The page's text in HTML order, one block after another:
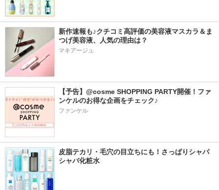
新作速報も♪クチコミ高評価の美容液マスカラ＆ま
つげ美容液、人気の理由は？
マキアージュ
【予告】@cosme SHOPPING PARTY開催！ファ
ンケルのお得な企画をチェック♪
ファンケル
皮脂テカリ・毛穴の目立ちにも！さっぱりシャバ
シャバ化粧水